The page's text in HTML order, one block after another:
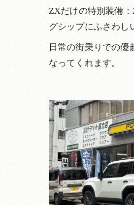
ZXだけの特別装備
グシップにふさわし
日常の街乗りでの優
なってくれます。